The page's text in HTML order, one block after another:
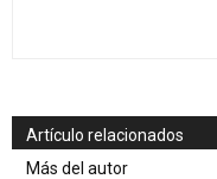
Artículo relacionados
Más del autor